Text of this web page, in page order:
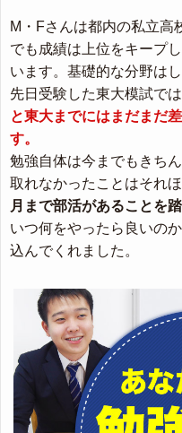
M・Fさんは都内の私立高
でも成績は上位をキープ
います。基礎的な分野は
先日受験した東大模試で
と東大までにはまだまだ
す。
勉強自体は今までもきち
取れなかったことはそれ
月まで部活があることを踏
いつ何をやったら良いの
込んでくれました。